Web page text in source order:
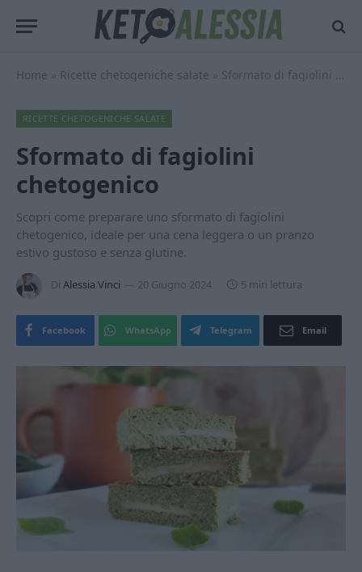
Home » Ricette chetogeniche salate » Sformato di fagiolini chetogenico
RICETTE CHETOGENICHE SALATE
Sformato di fagiolini
chetogenico
Scopri come preparare uno sformato di fagiolini
chetogenico, ideale per una cena leggera o un pranzo
estivo gustoso e senza glutine.
Di Alessia Vinci 20 Giugno 2024 5 min lettura
Facebook WhatsApp Telegram Email